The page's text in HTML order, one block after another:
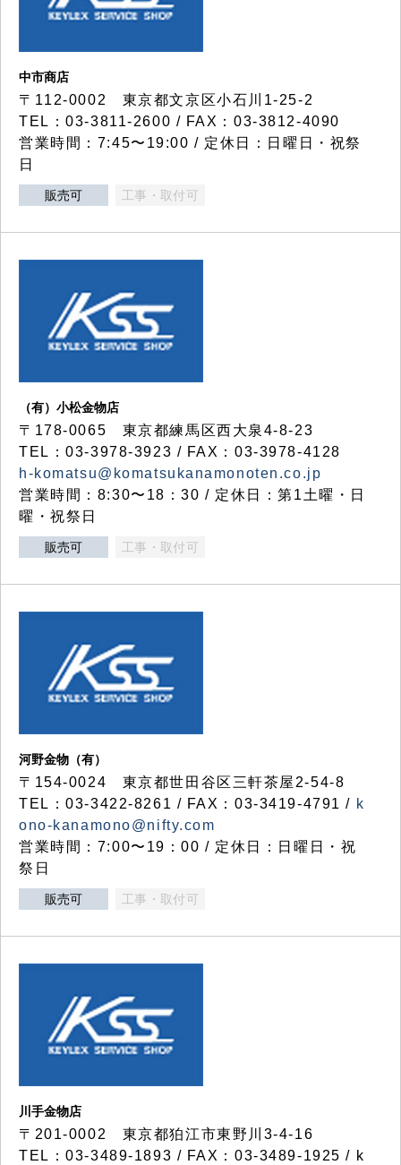
中市商店
〒112-0002 東京都文京区小石川1-25-2
TEL：03-3811-2600 / FAX：03-3812-4090
営業時間：7:45〜19:00 / 定休日：日曜日・祝祭
日
販売可 工事・取付可
（有）小松金物店
〒178-0065 東京都練馬区西大泉4-8-23
TEL：03-3978-3923 / FAX：03-3978-4128
h-komatsu@komatsukanamonoten.co.jp
営業時間：8:30〜18：30 / 定休日：第1土曜・日
曜・祝祭日
販売可 工事・取付可
河野金物（有）
〒154-0024 東京都世田谷区三軒茶屋2-54-8
TEL：03-3422-8261 / FAX：03-3419-4791 / k
ono-kanamono@nifty.com
営業時間：7:00〜19：00 / 定休日：日曜日・祝
祭日
販売可 工事・取付可
川手金物店
〒201-0002 東京都狛江市東野川3-4-16
TEL：03-3489-1893 / FAX：03-3489-1925 / k